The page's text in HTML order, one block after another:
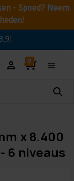
- Spoed? Neem
x 8.400
6 niveaus